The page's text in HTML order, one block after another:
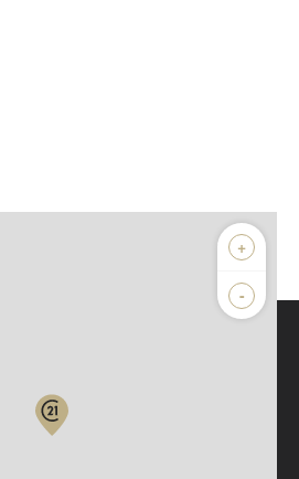
+
-